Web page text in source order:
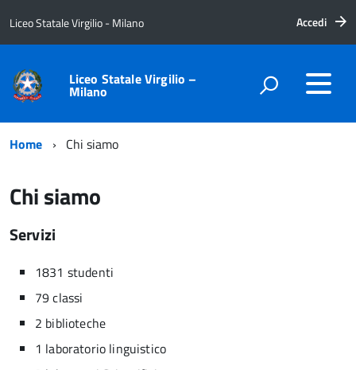
Liceo Statale Virgilio - Milano Accedi
Liceo Statale Virgilio –
Milano
Home Chi siamo
Chi siamo
Servizi
1831 studenti
79 classi
2 biblioteche
1 laboratorio linguistico